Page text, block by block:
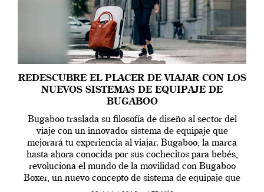
REDESCUBRE EL PLACER DE VIAJAR CON LOS
NUEVOS SISTEMAS DE EQUIPAJE DE
BUGABOO
Bugaboo traslada su filosofía de diseño al sector del
viaje con un innovador sistema de equipaje que
mejorará tu experiencia al viajar. Bugaboo, la marca
hasta ahora conocida por sus cochecitos para bebés,
revoluciona el mundo de la movilidad con Bugaboo
Boxer, un nuevo concepto de sistema de equipaje que